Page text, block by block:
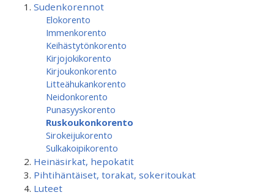
Sudenkorennot
Elokorento
Immenkorento
Keihästytönkorento
Kirjojokikorento
Kirjoukonkorento
Litteähukankorento
Neidonkorento
Punasyyskorento
Ruskoukonkorento
Sirokeijukorento
Sulkakoipikorento
Heinäsirkat, hepokatit
Pihtihäntäiset, torakat, sokeritoukat
Luteet